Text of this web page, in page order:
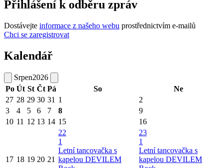
Přihlášení k odběru zpráv
Dostávejte informace z našeho webu prostřednictvím e-mailů
Chci se zaregistrovat
Kalendář
Srpen2026
Po Út St Čt Pá So
Ne
27 28 29 30 31 1
2
3
4 5 6 7 8
9
10 11 12 13 14 15 16
17 18 19 20 21
22
1
Letní tancovačka s
kapelou DEVILEM
23
1
Letní tancovačka s
kapelou DEVILEM